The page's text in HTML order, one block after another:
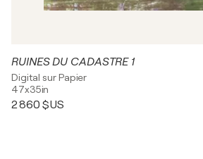
RUINES DU CADASTRE 1
Digital sur Papier
47x35in
2 860 $US